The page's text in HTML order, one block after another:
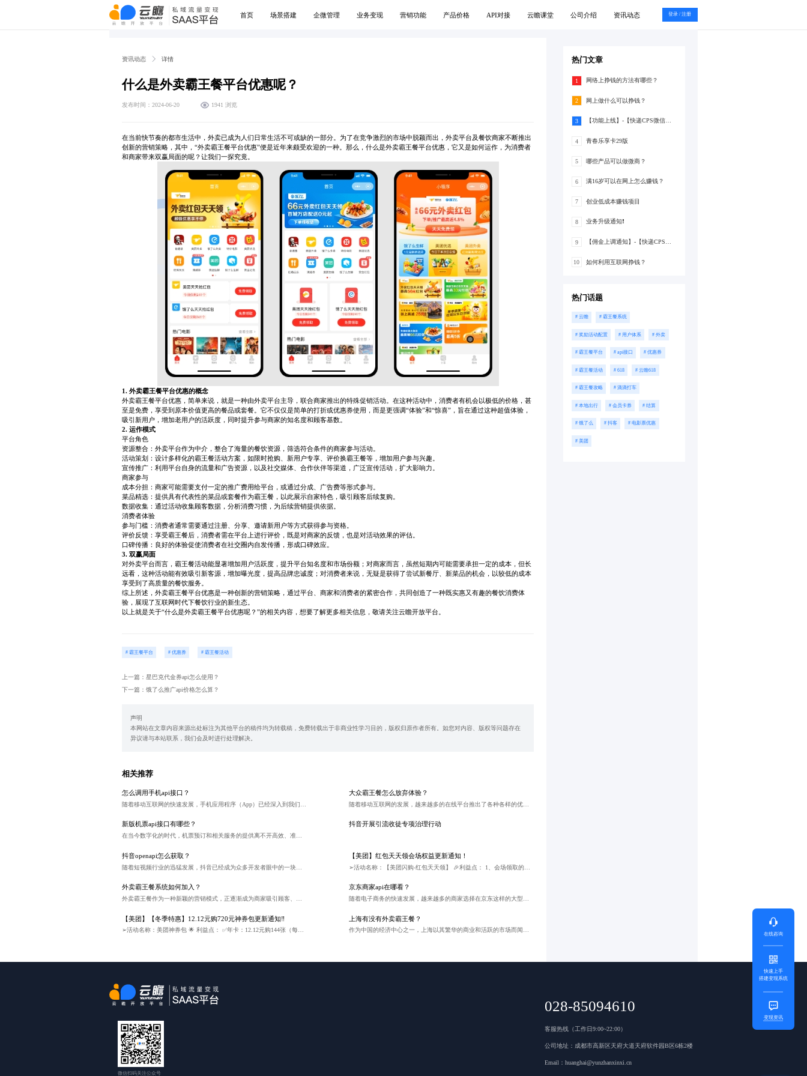
首页 场景搭建 企微管理 业务变现 营销功能 产品价格 API对接 云瞻课堂 公司介绍 资讯动态 登录 / 注册
资讯动态 详情
什么是外卖霸王餐平台优惠呢？
发布时间：2024-06-20 1941 浏览
在当前快节奏的都市生活中，外卖已成为人们日常生活不可或缺的一部分。为了在竞争激烈的市场中脱颖而出，外卖平台及餐饮商家不断推出
创新的营销策略，其中，“外卖霸王餐平台优惠”便是近年来颇受欢迎的一种。那么，什么是外卖霸王餐平台优惠，它又是如何运作，为消费者
和商家带来双赢局面的呢？让我们一探究竟。
1. 外卖霸王餐平台优惠的概念
外卖霸王餐平台优惠，简单来说，就是一种由外卖平台主导，联合商家推出的特殊促销活动。在这种活动中，消费者有机会以极低的价格，甚
至是免费，享受到原本价值更高的餐品或套餐。它不仅仅是简单的打折或优惠券使用，而是更强调“体验”和“惊喜”，旨在通过这种超值体验，
吸引新用户，增加老用户的活跃度，同时提升参与商家的知名度和顾客基数。
2. 运作模式
平台角色
资源整合：外卖平台作为中介，整合了海量的餐饮资源，筛选符合条件的商家参与活动。
活动策划：设计多样化的霸王餐活动方案，如限时抢购、新用户专享、评价换霸王餐等，增加用户参与兴趣。
宣传推广：利用平台自身的流量和广告资源，以及社交媒体、合作伙伴等渠道，广泛宣传活动，扩大影响力。
商家参与
成本分担：商家可能需要支付一定的推广费用给平台，或通过分成、广告费等形式参与。
菜品精选：提供具有代表性的菜品或套餐作为霸王餐，以此展示自家特色，吸引顾客后续复购。
数据收集：通过活动收集顾客数据，分析消费习惯，为后续营销提供依据。
消费者体验
参与门槛：消费者通常需要通过注册、分享、邀请新用户等方式获得参与资格。
评价反馈：享受霸王餐后，消费者需在平台上进行评价，既是对商家的反馈，也是对活动效果的评估。
口碑传播：良好的体验促使消费者在社交圈内自发传播，形成口碑效应。
3. 双赢局面
对外卖平台而言，霸王餐活动能显著增加用户活跃度，提升平台知名度和市场份额；对商家而言，虽然短期内可能需要承担一定的成本，但长
远看，这种活动能有效吸引新客源，增加曝光度，提高品牌忠诚度；对消费者来说，无疑是获得了尝试新餐厅、新菜品的机会，以较低的成本
享受到了高质量的餐饮服务。
综上所述，外卖霸王餐平台优惠是一种创新的营销策略，通过平台、商家和消费者的紧密合作，共同创造了一种既实惠又有趣的餐饮消费体
验，展现了互联网时代下餐饮行业的新生态。
以上就是关于“什么是外卖霸王餐平台优惠呢？”的相关内容，想要了解更多相关信息，敬请关注云瞻开放平台。
# 霸王餐平台 # 优惠券 # 霸王餐活动
上一篇：星巴克代金券api怎么使用？
下一篇：饿了么推广api价格怎么算？
声明
本网站在文章内容来源出处标注为其他平台的稿件均为转载稿，免费转载出于非商业性学习目的，版权归原作者所有。如您对内容、版权等问题存在
异议请与本站联系，我们会及时进行处理解决。
相关推荐
怎么调用手机api接口？ 大众霸王餐怎么放弃体验？
新版机票api接口有哪些？
在当今数字化的时代，机票预订和相关服务的提供离不开高效、准确的 API 接口。随着技术的不断发展，新版机票 API 接口也在不断涌现，为旅游行业带来了更多的便利和创新。
抖音开展引流收徒专项治理行动
抖音openapi怎么获取？ 【美团】红包天天领会场权益更新通知！
外卖霸王餐系统如何加入？ 京东商家api在哪看？
【美团】【冬季特惠】12.12元购720元神券包更新通知‼
➢活动名称：美团神券包 🌟 利益点： ✅年卡：12.12元购144张（每月12张）×5元券 ✅季卡：6.9元购18张（每月6张）×5元券 ✅月卡：4.9元购12张×5元券 💰 会场佣金： 页面归因：0.1% 年卡售卖商品归因：佣金率35% 月卡季卡售卖商品归因：佣金率10% ⏰ 活动期间：11月19日-11月25日 ⚠ 长周期卡（包含季卡、年卡）暂不支持退款 🚩 归因口径：售卖归因，神券包售卖后用户24小时不退费即订单为完成状态，且需是非风控订单 ——————————— 🔽手机端点击🔽取活动链接推： #小程序://云瞻助手/oc6vaLFZjzTzPws 祝各位老板爆单大卖[庆祝]
上海有没有外卖霸王餐？
作为中国的经济中心之一，上海以其繁华的商业和活跃的市场而闻名。在这样的大都市中，外卖服务尤为发达，而外卖霸王餐作为一种促销手段，也在这里找到了它的市场。本文将探讨上海是否存在外卖霸王餐，以及它们是如何运作的。
热门文章
1 网络上挣钱的方法有哪些？
2 网上做什么可以挣钱？
3 【功能上线】-【快递CPS微信支付分】
4 青春乐享卡29版
5 哪些产品可以做微商？
6 满16岁可以在网上怎么赚钱？
7 创业低成本赚钱项目
8 业务升级通知❗
9
10 如何利用互联网挣钱？
热门话题
# 云瞻 # 霸王餐系统
# 奖励活动配置 # 用户体系 # 外卖
# 霸王餐平台 # api接口 # 优惠券
# 霸王餐活动 # 618 # 云瞻618
# 霸王餐攻略 # 滴滴打车
# 本地出行 # 会员卡券 # 结算
# 饿了么 # 抖客 # 电影票优惠
# 美团
微信扫码关注公众号
028-85094610
客服热线（工作日9:00~22:00）
公司地址：成都市高新区天府大道天府软件园B区6栋2楼
Email：huanghai@yunzhanxinxi.cn
在线咨询
快速上手
搭建变现系统
变现资讯